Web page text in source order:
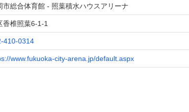
市総合体育館 - 照葉積水ハウスアリーナ
香椎照葉6-1-1
410-0314
www.fukuoka-city-arena.jp/default.aspx